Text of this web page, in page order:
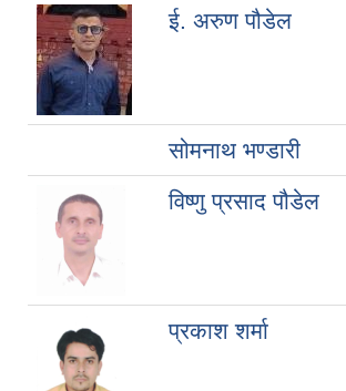
ई. अरुण पौडेल
सोमनाथ भण्डारी
विष्णु प्रसाद पौडेल
प्रकाश शर्मा